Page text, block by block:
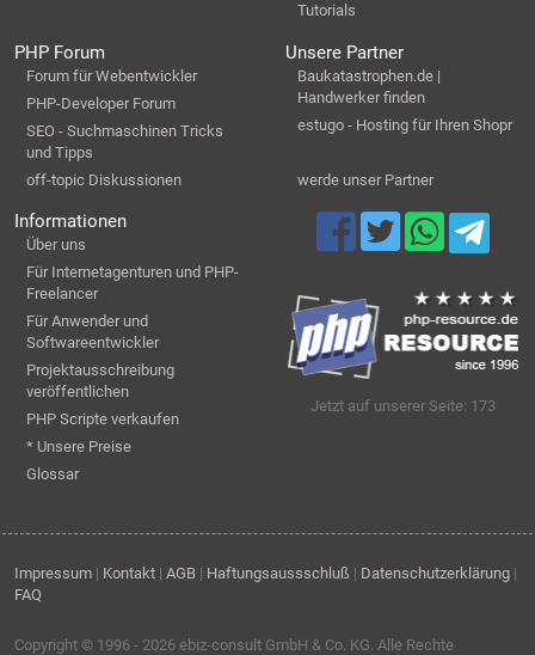
Tutorials
PHP Forum
Forum für Webentwickler
PHP-Developer Forum
SEO - Suchmaschinen Tricks
und Tipps
off-topic Diskussionen
Unsere Partner
Baukatastrophen.de |
Handwerker finden
estugo - Hosting für Ihren Shopr
werde unser Partner
Informationen
Über uns
Für Internetagenturen und PHP-
Freelancer
Für Anwender und
Softwareentwickler
Projektausschreibung
veröffentlichen
PHP Scripte verkaufen
* Unsere Preise
Glossar
Jetzt auf unserer Seite: 173
Impressum | Kontakt | AGB | Haftungsaussschluß | Datenschutzerklärung |
FAQ
Copyright © 1996 - 2026 ebiz-consult GmbH & Co. KG . Alle Rechte